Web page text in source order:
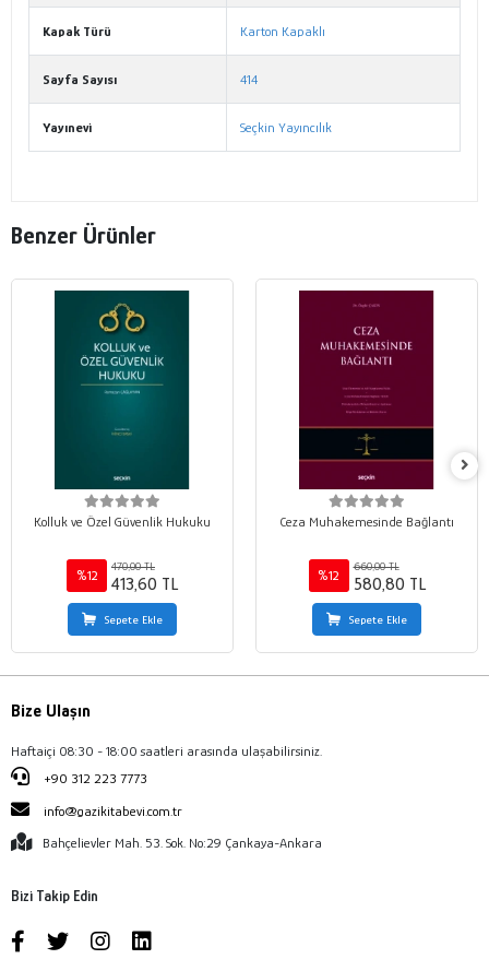
Kapak Türü Karton Kapaklı
Sayfa Sayısı 414
Yayınevi Seçkin Yayıncılık
Benzer Ürünler
Kolluk ve Özel Güvenlik Hukuku
%12
470,00 TL
413,60 TL
Sepete Ekle
Ceza Muhakemesinde Bağlantı
%12
660,00 TL
580,80 TL
Sepete Ekle
Bize Ulaşın
Haftaiçi 08:30 - 18:00 saatleri arasında ulaşabilirsiniz.
+90 312 223 7773
info@gazikitabevi.com.tr
Bahçelievler Mah. 53. Sok. No:29 Çankaya-Ankara
Bizi Takip Edin